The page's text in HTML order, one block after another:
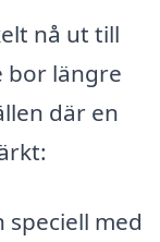
nå ut till
bor längre
där en
speciell med